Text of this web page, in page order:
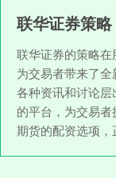
联华证券策略
联华证券的策略
为交易者带来了
各种资讯和讨论
的平台，为交易
期货的配资选项，